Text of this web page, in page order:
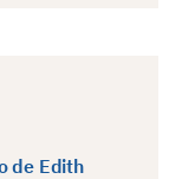
de Edith